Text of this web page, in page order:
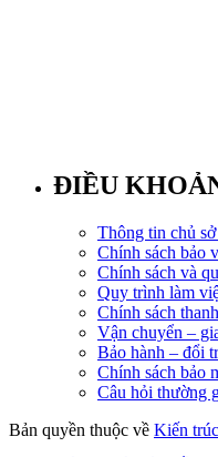
ĐIỀU
Thông tin chủ
Chính sách bảo
Chính sách và
Quy trình làm
Chính sách
Vận chuyển –
Bảo hành – đổi
Chính sách bảo
Câu hỏi thường
Bản quyền thuộc về Kiến